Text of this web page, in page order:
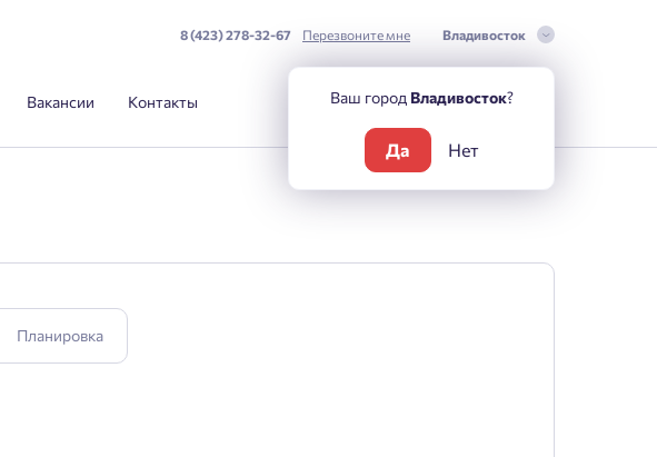
8 (423) 278-32-67 Перезвоните мне Владивосток
Вакансии Контакты
Планировка
Ваш город Владивосток?
Да Нет